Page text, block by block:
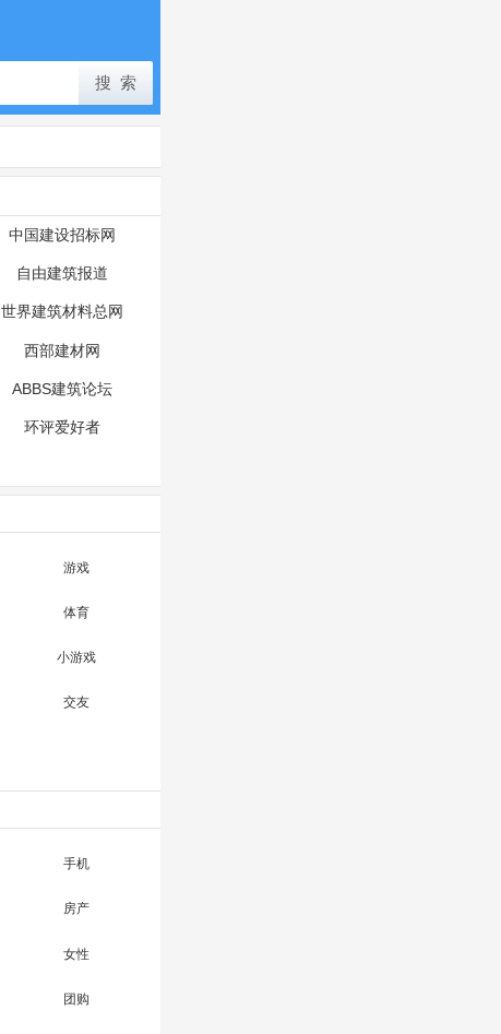
中国建设招标网
自由建筑报道
世界建筑材料总网
西部建材网
ABBS建筑论坛
环评爱好者
游戏
体育
小游戏
交友
手机
房产
女性
团购